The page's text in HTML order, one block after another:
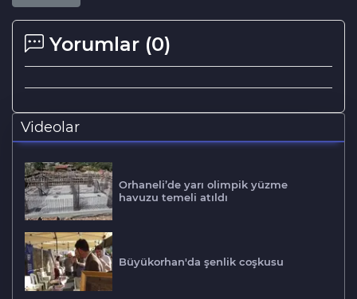
Yorumlar (0)
Videolar
Orhaneli’de yarı olimpik yüzme
havuzu temeli atıldı
Büyükorhan'da şenlik coşkusu